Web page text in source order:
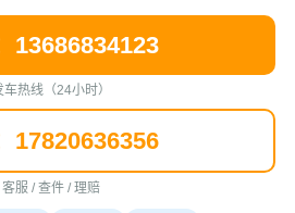
13686834123
车热线（24小时）
17820636356
客服 / 查件 / 理赔